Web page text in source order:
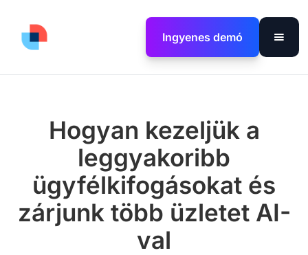
Ingyenes demó
Hogyan kezeljük a
leggyakoribb
ügyfélkifogásokat és
zárjunk több üzletet AI-
val